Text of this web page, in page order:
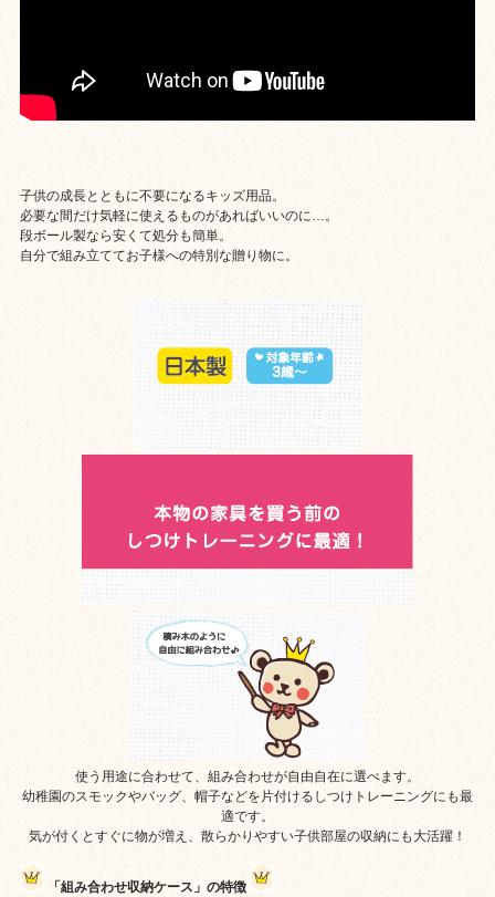
子供の成長とともに不要になるキッズ用品。
必要な間だけ気軽に使えるものがあればいいのに…。
段ボール製なら安くて処分も簡単。
自分で組み立ててお子様への特別な贈り物に。
使う用途に合わせて、組み合わせが自由自在に選べます。
幼稚園のスモックやバッグ、帽子などを片付けるしつけトレーニングにも最
適です。
気が付くとすぐに物が増え、散らかりやすい子供部屋の収納にも大活躍！
「組み合わせ収納ケース」の特徴